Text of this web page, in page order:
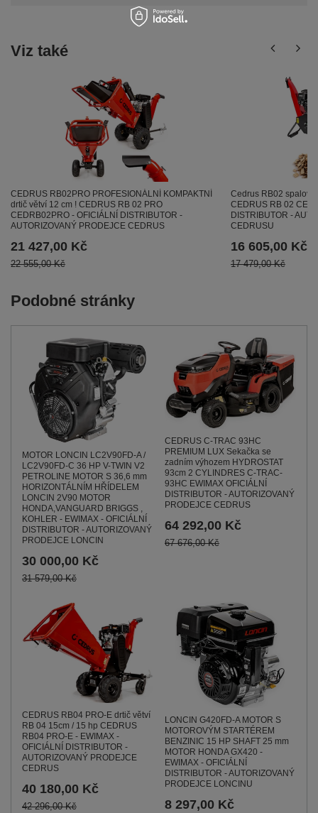
Viz také
CEDRUS RB02PRO PROFESIONÁLNÍ KOMPAKTNÍ
drtič větví 12 cm ! CEDRUS RB 02 PRO
CEDRB02PRO - OFICIÁLNÍ DISTRIBUTOR -
AUTORIZOVANÝ PRODEJCE CEDRUS
21 427,00 Kč
22 555,00 Kč
Cedrus RB02
CEDRUS RB 02
DISTRIBUTOR -
CEDRUSU
16 605,00 Kč
17 479,00 Kč
Podobné stránky
MOTOR LONCIN LC2V90FD-A /
LC2V90FD-C 36 HP V-TWIN V2
PETROLINE MOTOR S 36,6 mm
HORIZONTÁLNÍM HŘÍDELEM
LONCIN 2V90 MOTOR
HONDA,VANGUARD BRIGGS ,
KOHLER - EWIMAX - OFICIÁLNÍ
DISTRIBUTOR - AUTORIZOVANÝ
PRODEJCE LONCIN
30 000,00 Kč
31 579,00 Kč
CEDRUS C-TRAC 93HC
PREMIUM LUX Sekačka se
zadním výhozem HYDROSTAT
93cm 2 CYLINDRES C-TRAC-
93HC EWIMAX OFICIÁLNÍ
DISTRIBUTOR - AUTORIZOVANÝ
PRODEJCE CEDRUS
64 292,00 Kč
67 676,00 Kč
CEDRUS RB04 PRO-E drtič větví
RB 04 15cm / 15 hp CEDRUS
RB04 PRO-E - EWIMAX -
OFICIÁLNÍ DISTRIBUTOR -
AUTORIZOVANÝ PRODEJCE
CEDRUS
40 180,00 Kč
42 296,00 Kč
LONCIN G420FD-A MOTOR S
MOTOROVÝM STARTÉREM
BENZINIC 15 HP SHAFT 25 mm
MOTOR HONDA GX420 -
EWIMAX - OFICIÁLNÍ
DISTRIBUTOR - AUTORIZOVANÝ
PRODEJCE LONCINU
8 297,00 Kč